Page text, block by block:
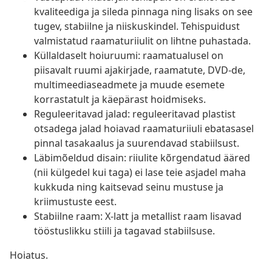
kvaliteediga ja sileda pinnaga ning lisaks on see
tugev, stabiilne ja niiskuskindel. Tehispuidust
valmistatud raamaturiiulit on lihtne puhastada.
Küllaldaselt hoiuruumi: raamatualusel on
piisavalt ruumi ajakirjade, raamatute, DVD-de,
multimeediaseadmete ja muude esemete
korrastatult ja käepärast hoidmiseks.
Reguleeritavad jalad: reguleeritavad plastist
otsadega jalad hoiavad raamaturiiuli ebatasasel
pinnal tasakaalus ja suurendavad stabiilsust.
Läbimõeldud disain: riiulite kõrgendatud ääred
(nii külgedel kui taga) ei lase teie asjadel maha
kukkuda ning kaitsevad seinu mustuse ja
kriimustuste eest.
Stabiilne raam: X-latt ja metallist raam lisavad
tööstuslikku stiili ja tagavad stabiilsuse.
Hoiatus.